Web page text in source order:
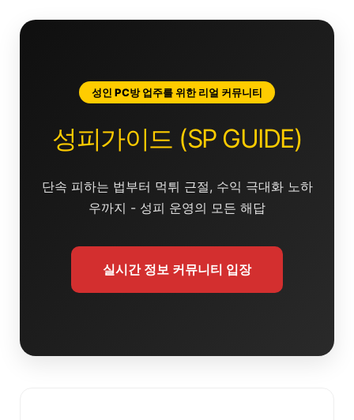
성인 PC방 업주를 위한 리얼 커뮤니티
성피가이드 (SP GUIDE)
단속 피하는 법부터 먹튀 근절, 수익 극대화 노하
우까지 - 성피 운영의 모든 해답
실시간 정보 커뮤니티 입장